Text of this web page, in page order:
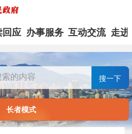
回应 办事服务 互动交流 走进
搜一下
长者模式